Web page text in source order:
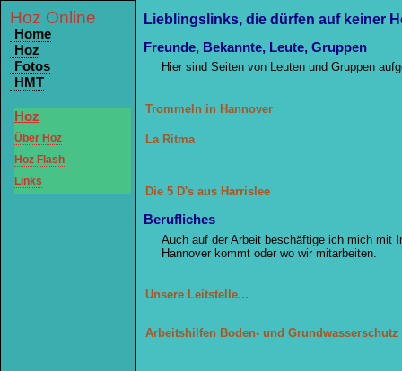
Hoz Online
Home
Hoz
Fotos
HMT
Hoz
Über Hoz
Hoz Flash
Links
Lieblingslinks, die dürfen auf keiner
Freunde, Bekannte, Leute, Gruppen
Hier sind Seiten von Leuten und Gruppen
Trommeln in Hannover
La Ritma
Die 5 D's aus Harrislee
Berufliches
Auch auf der Arbeit beschäftige ich mich mit
Hannover kommt oder wo wir mitarbeiten.
Unsere Leitstelle...
Arbeitshilfen Boden- und Grundwasserschutz